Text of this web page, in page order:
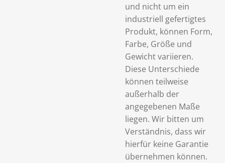
und nicht um ein
industriell gefertigtes
Produkt, können Form,
Farbe, Größe und
Gewicht variieren.
Diese Unterschiede
können teilweise
außerhalb der
angegebenen Maße
liegen. Wir bitten um
Verständnis, dass wir
hierfür keine Garantie
übernehmen können.